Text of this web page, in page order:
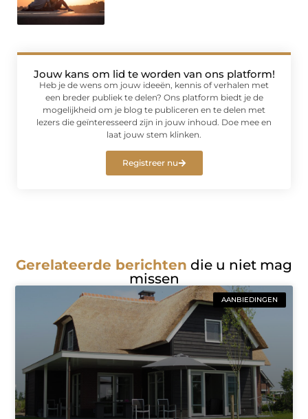
Jouw kans om lid te worden van ons platform!
Heb je de wens om jouw ideeën, kennis of verhalen met
een breder publiek te delen? Ons platform biedt je de
mogelijkheid om je blog te publiceren en te delen met
lezers die geïnteresseerd zijn in jouw inhoud. Doe mee en
laat jouw stem klinken.
Registreer nu
Gerelateerde berichten die u niet mag
missen
AANBIEDINGEN